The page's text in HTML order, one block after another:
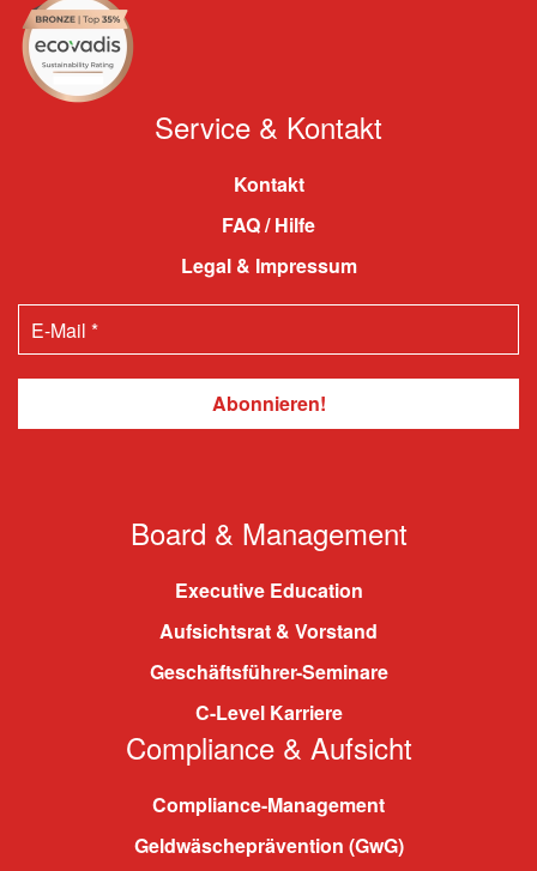
Service & Kontakt
Kontakt
FAQ / Hilfe
Legal & Impressum
Board & Management
Executive Education
Aufsichtsrat & Vorstand
Geschäftsführer-Seminare
C-Level Karriere
Compliance & Aufsicht
Compliance-Management
Geldwäscheprävention (GwG)